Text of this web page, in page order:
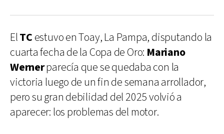
ElTC estuvo en Toay, La Pampa, disputando la
cuarta fecha de la Copa de Oro: Mariano
Wernerparecía que se quedaba con la
victoria luego de un fin de semana arrollador,
pero su gran debilidad del 2025 volvió a
aparecer: los problemas del motor.